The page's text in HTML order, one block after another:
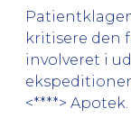
kritisere den
involveret i
<****> Apotek.